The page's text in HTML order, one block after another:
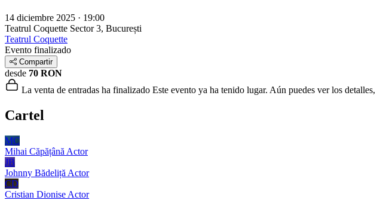
14 diciembre 2025 · 19:00
Teatrul Coquette Sector 3, București
Teatrul Coquette
Evento finalizado
Compartir
desde 70 RON
La venta de entradas ha finalizado Este evento ya ha tenido lugar. Aún puedes ver los
Cartel
MC
Mihai Căpățână Actor
JB
Johnny Bădeliță Actor
CD
Cristian Dionise Actor